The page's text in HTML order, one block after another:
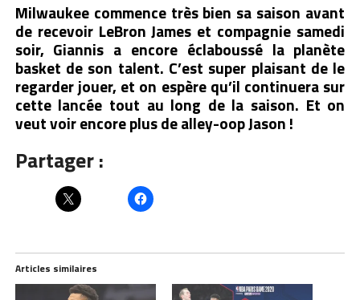
Milwaukee commence très bien sa saison avant
de recevoir LeBron James et compagnie samedi
soir, Giannis a encore éclaboussé la planète
basket de son talent. C’est super plaisant de le
regarder jouer, et on espère qu’il continuera sur
cette lancée tout au long de la saison. Et on
veut voir encore plus de alley-oop Jason !
Partager :
Articles similaires